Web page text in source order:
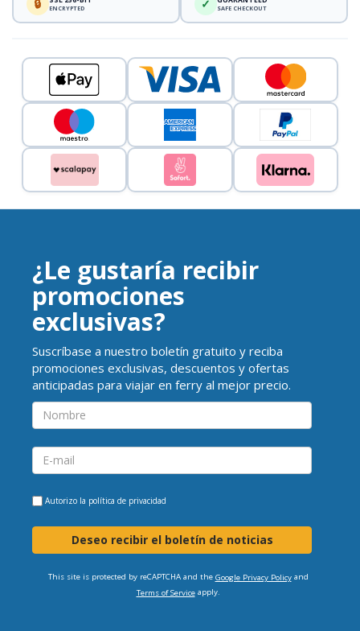
🔒 ENCRYPTED ✓ SAFE CHECKOUT
¿Le gustaría recibir
promociones
exclusivas?
Suscríbase a nuestro boletín gratuito y reciba
promociones exclusivas, descuentos y ofertas
anticipadas para viajar en ferry al mejor precio.
Autorizo la política de privacidad
Deseo recibir el boletín de noticias
This site is protected by reCAPTCHA and the Google Privacy Policyand
Terms of Serviceapply.